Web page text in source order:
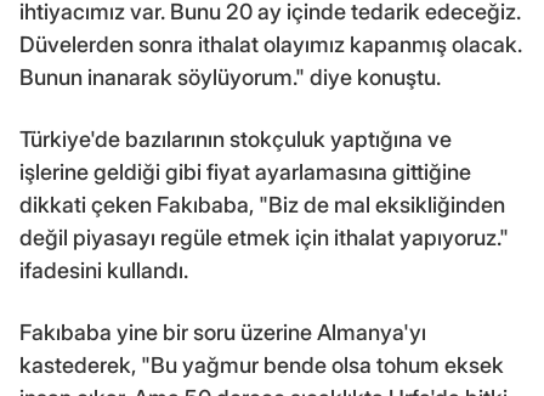
ihtiyacımız var. Bunu 20 ay içinde tedarik edeceğiz.
Düvelerden sonra ithalat olayımız kapanmış olacak.
Bunun inanarak söylüyorum." diye konuştu.
Türkiye'de bazılarının stokçuluk yaptığına ve
işlerine geldiği gibi fiyat ayarlamasına gittiğine
dikkati çeken Fakıbaba, "Biz de mal eksikliğinden
değil piyasayı regüle etmek için ithalat yapıyoruz."
ifadesini kullandı.
Fakıbaba yine bir soru üzerine Almanya'yı
kastederek, "Bu yağmur bende olsa tohum eksek